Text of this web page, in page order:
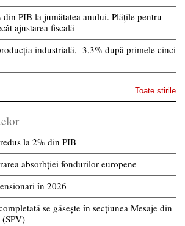
PIB la jumătatea anului. Plățile pentru
ajustarea fiscală
industrială, -3,3% după primele cinci
Toate stirile
la 2% din PIB
absorbției fondurilor europene
în 2026
se găsește în secțiunea Mesaje din